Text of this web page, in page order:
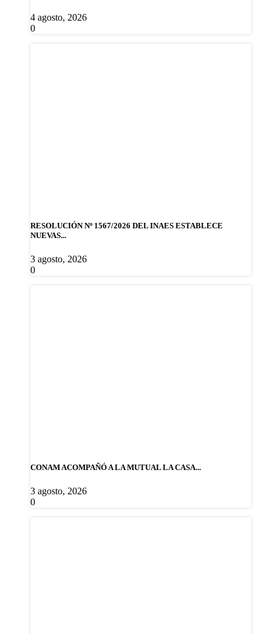
4 agosto, 2026
0
RESOLUCIÓN Nº 1567/2026 DEL INAES ESTABLECE
NUEVAS...
3 agosto, 2026
0
CONAM ACOMPAÑÓ A LA MUTUAL LA CASA...
3 agosto, 2026
0